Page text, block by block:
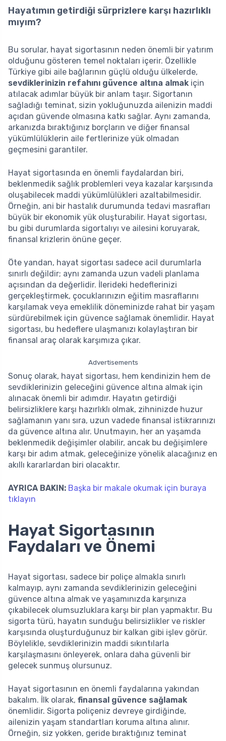
Hayatımın getirdiği sürprizlere karşı hazırlıklı
mıyım?
Bu sorular, hayat sigortasının neden önemli bir yatırım
olduğunu gösteren temel noktaları içerir. Özellikle
Türkiye gibi aile bağlarının güçlü olduğu ülkelerde,
sevdiklerinizin refahını güvence altına almak için
atılacak adımlar büyük bir anlam taşır. Sigortanın
sağladığı teminat, sizin yokluğunuzda ailenizin maddi
açıdan güvende olmasına katkı sağlar. Aynı zamanda,
arkanızda bıraktığınız borçların ve diğer finansal
yükümlülüklerin aile fertlerinize yük olmadan
geçmesini garantiler.
Hayat sigortasında en önemli faydalardan biri,
beklenmedik sağlık problemleri veya kazalar karşısında
oluşabilecek maddi yükümlülükleri azaltabilmesidir.
Örneğin, ani bir hastalık durumunda tedavi masrafları
büyük bir ekonomik yük oluşturabilir. Hayat sigortası,
bu gibi durumlarda sigortalıyı ve ailesini koruyarak,
finansal krizlerin önüne geçer.
Öte yandan, hayat sigortası sadece acil durumlarla
sınırlı değildir; aynı zamanda uzun vadeli planlama
açısından da değerlidir. İlerideki hedeflerinizi
gerçekleştirmek, çocuklarınızın eğitim masraflarını
karşılamak veya emeklilik döneminizde rahat bir yaşam
sürdürebilmek için güvence sağlamak önemlidir. Hayat
sigortası, bu hedeflere ulaşmanızı kolaylaştıran bir
finansal araç olarak karşımıza çıkar.
Advertisements
Sonuç olarak, hayat sigortası, hem kendinizin hem de
sevdiklerinizin geleceğini güvence altına almak için
alınacak önemli bir adımdır. Hayatın getirdiği
belirsizliklere karşı hazırlıklı olmak, zihninizde huzur
sağlamanın yanı sıra, uzun vadede finansal istikrarınızı
da güvence altına alır. Unutmayın, her an yaşamda
beklenmedik değişimler olabilir, ancak bu değişimlere
karşı bir adım atmak, geleceğinize yönelik alacağınız en
akıllı kararlardan biri olacaktır.
AYRICA BAKIN: Başka bir makale okumak için buraya
tıklayın
Hayat Sigortasının
Faydaları ve Önemi
Hayat sigortası, sadece bir poliçe almakla sınırlı
kalmayıp, aynı zamanda sevdiklerinizin geleceğini
güvence altına almak ve yaşamınızda karşınıza
çıkabilecek olumsuzluklara karşı bir plan yapmaktır. Bu
sigorta türü, hayatın sunduğu belirsizlikler ve riskler
karşısında oluşturduğunuz bir kalkan gibi işlev görür.
Böylelikle, sevdiklerinizin maddi sıkıntılarla
karşılaşmasını önleyerek, onlara daha güvenli bir
gelecek sunmuş olursunuz.
Hayat sigortasının en önemli faydalarına yakından
bakalım. İlk olarak, finansal güvence sağlamak
önemlidir. Sigorta poliçeniz devreye girdiğinde,
ailenizin yaşam standartları koruma altına alınır.
Örneğin, siz yokken, geride bıraktığınız teminat